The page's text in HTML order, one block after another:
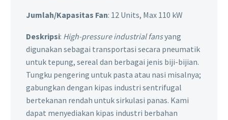
Jumlah/Kapasitas Fan: 12 Units, Max 110 kW
Deskripsi: High-pressure industrial fansyang
digunakan sebagai transportasi secara pneumatik
untuk tepung, sereal dan berbagai jenis biji-bijian.
Tungku pengering untuk pasta atau nasi misalnya;
gabungkan dengan kipas industri sentrifugal
bertekanan rendah untuk sirkulasi panas. Kami
dapat menyediakan kipas industri berbahan